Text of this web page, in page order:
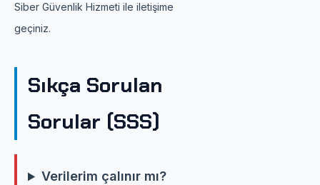
Siber Güvenlik Hizmeti ile iletişime
geçiniz.
Sıkça Sorulan
Sorular (SSS)
Verilerim çalınır mı?